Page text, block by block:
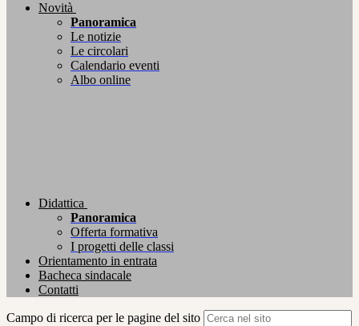
Novità
Panoramica
Le notizie
Le circolari
Calendario eventi
Albo online
Didattica
Panoramica
Offerta formativa
I progetti delle classi
Orientamento in entrata
Bacheca sindacale
Contatti
Campo di ricerca per le pagine del sito